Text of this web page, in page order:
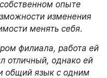
опыте
изменения
менять себя.
филиала, работа ей
отличный, однако ей
общий язык с одним